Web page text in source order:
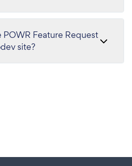
Feature Request
site?